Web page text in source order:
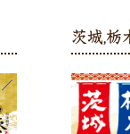
茨城,栃